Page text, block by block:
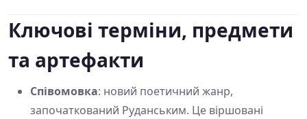
Ключові терміни, предмети
та артефакти
Співомовка: новий поетичний жанр,
започаткований Руданським. Це віршовані